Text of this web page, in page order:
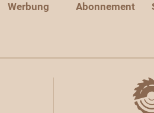
Werbung Abonnement